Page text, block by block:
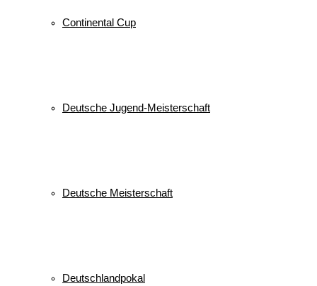
Continental Cup
Deutsche Jugend-Meisterschaft
Deutsche Meisterschaft
Deutschlandpokal